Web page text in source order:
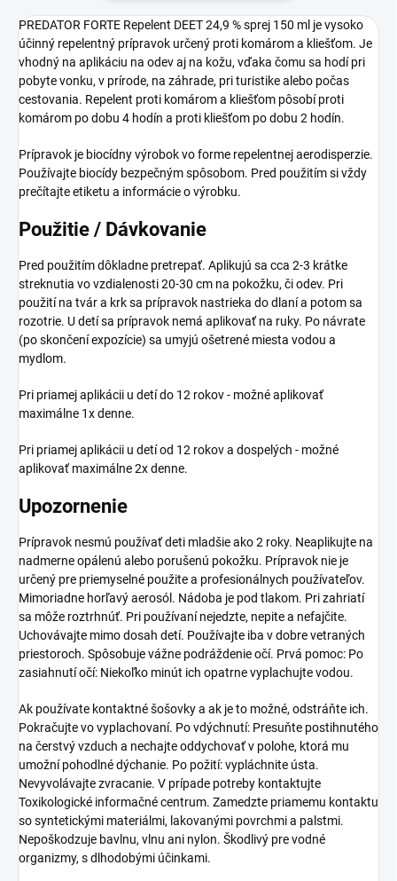
PREDATOR FORTE Repelent DEET 24,9 % sprej 150 ml je vysoko
účinný repelentný prípravok určený proti komárom a kliešťom. Je
vhodný na aplikáciu na odev aj na kožu, vďaka čomu sa hodí pri
pobyte vonku, v prírode, na záhrade, pri turistike alebo počas
cestovania. Repelent proti komárom a kliešťom pôsobí proti
komárom po dobu 4 hodín a proti kliešťom po dobu 2 hodín.
Prípravok je biocídny výrobok vo forme repelentnej aerodisperzie.
Používajte biocídy bezpečným spôsobom. Pred použitím si vždy
prečítajte etiketu a informácie o výrobku.
Použitie / Dávkovanie
Pred použitím dôkladne pretrepať. Aplikujú sa cca 2-3 krátke
streknutia vo vzdialenosti 20-30 cm na pokožku, či odev. Pri
použití na tvár a krk sa prípravok nastrieka do dlaní a potom sa
rozotrie. U detí sa prípravok nemá aplikovať na ruky. Po návrate
(po skončení expozície) sa umyjú ošetrené miesta vodou a
mydlom.
Pri priamej aplikácii u detí do 12 rokov - možné aplikovať
maximálne 1x denne.
Pri priamej aplikácii u detí od 12 rokov a dospelých - možné
aplikovať maximálne 2x denne.
Upozornenie
Prípravok nesmú používať deti mladšie ako 2 roky. Neaplikujte na
nadmerne opálenú alebo porušenú pokožku. Prípravok nie je
určený pre priemyselné použite a profesionálnych používateľov.
Mimoriadne horľavý aerosól. Nádoba je pod tlakom. Pri zahriatí
sa môže roztrhnúť. Pri používaní nejedzte, nepite a nefajčite.
Uchovávajte mimo dosah detí. Používajte iba v dobre vetraných
priestoroch. Spôsobuje vážne podráždenie očí. Prvá pomoc: Po
zasiahnutí očí: Niekoľko minút ich opatrne vyplachujte vodou.
Ak používate kontaktné šošovky a ak je to možné, odstráňte ich.
Pokračujte vo vyplachovaní. Po vdýchnutí: Presuňte postihnutého
na čerstvý vzduch a nechajte oddychovať v polohe, ktorá mu
umožní pohodlné dýchanie. Po požití: vypláchnite ústa.
Nevyvolávajte zvracanie. V prípade potreby kontaktujte
Toxikologické informačné centrum. Zamedzte priamemu kontaktu
so syntetickými materiálmi, lakovanými povrchmi a palstmi.
Nepoškodzuje bavlnu, vlnu ani nylon. Škodlivý pre vodné
organizmy, s dlhodobými účinkami.